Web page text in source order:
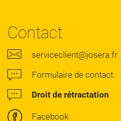
Contact
serviceclient@josera.fr
Formulaire de contact
Droit de rétractation
Facebook